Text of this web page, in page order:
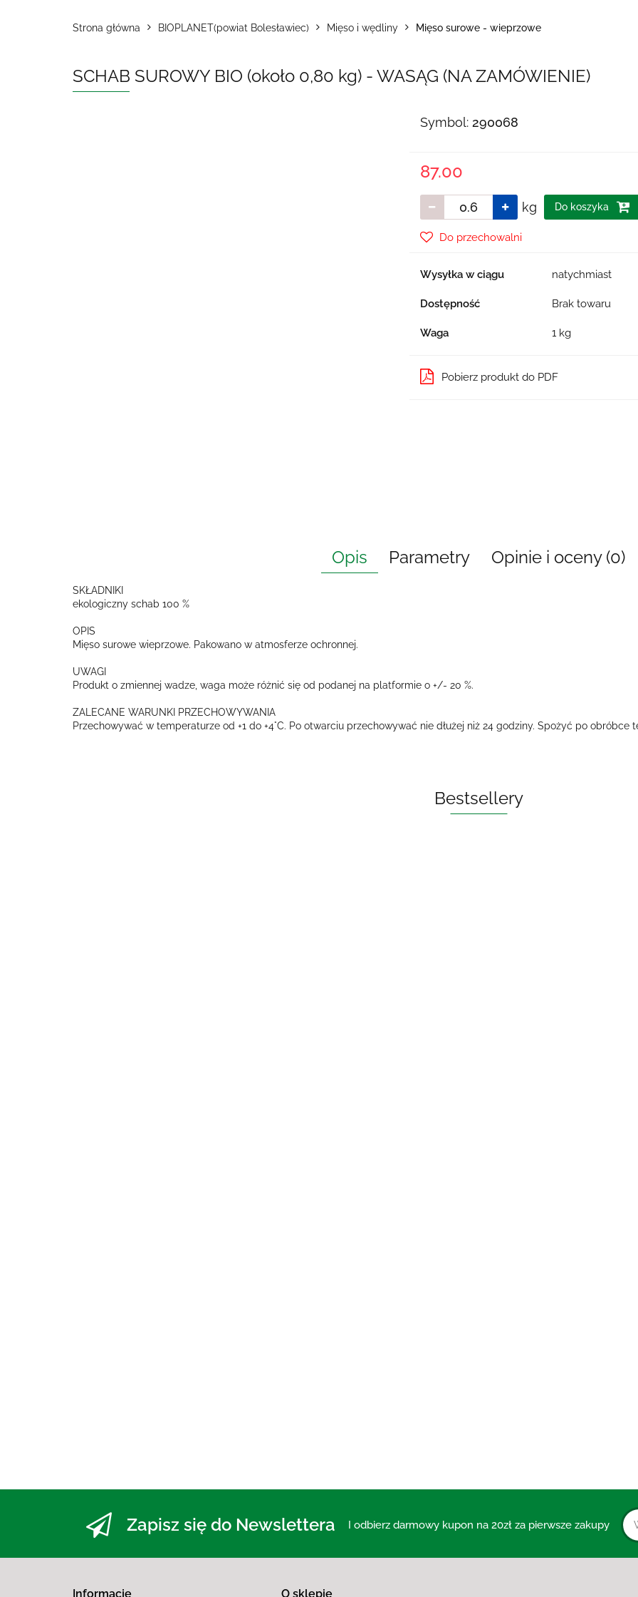
Strona główna BIOPLANET(powiat Bolesławiec) Mięso i wędliny Mięso surowe - wieprzowe
SCHAB SUROWY BIO (około 0,80 kg) - WASĄG (NA ZAMÓWIENIE)
Symbol: 290068
87.00
kg Do koszyka
Do przechowalni
Wysyłka w ciągu natychmiast
Dostępność Brak towaru
Waga 1 kg
Pobierz produkt do PDF
Opis Parametry Opinie i oceny (0)
SKŁADNIKI
ekologiczny schab 100 %
OPIS
Mięso surowe wieprzowe. Pakowano w atmosferze ochronnej.
UWAGI
Produkt o zmiennej wadze, waga może różnić się od podanej na platformie o +/- 20 %.
ZALECANE WARUNKI PRZECHOWYWANIA
Przechowywać w temperaturze od +1 do +4°C. Po otwarciu przechowywać nie dłużej niż 24 godziny. Spożyć po obróbce
Bestsellery
Zapisz się do Newslettera I odbierz darmowy kupon na 20zł za pierwsze zakupy
Informacje O sklepie